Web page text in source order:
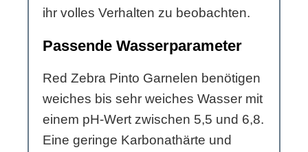
ihr volles Verhalten zu beobachten.
Passende Wasserparameter
Red Zebra Pinto Garnelen benötigen
weiches bis sehr weiches Wasser mit
einem pH-Wert zwischen 5,5 und 6,8.
Eine geringe Karbonathärte und